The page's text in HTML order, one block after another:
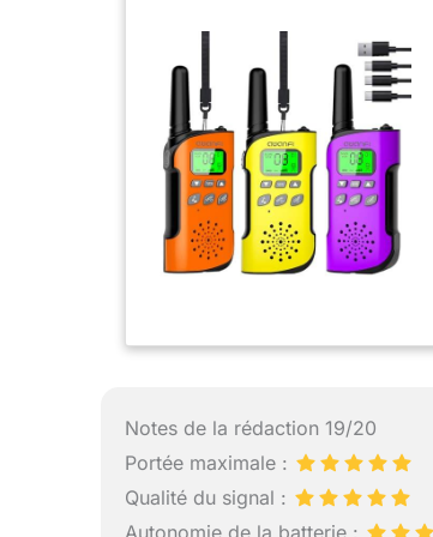
Notes de la rédaction 19/20
Portée maximale :
Qualité du signal :